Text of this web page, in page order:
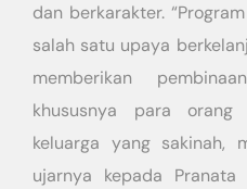
dan berkarakter.
salah satu upaya
memberikan
khususnya para orang
keluarga yang sakinah,
ujarnya kepada Pranata